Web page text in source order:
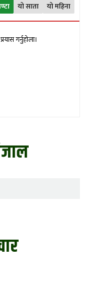
यो साता यो महिना
गर्नुहोला।